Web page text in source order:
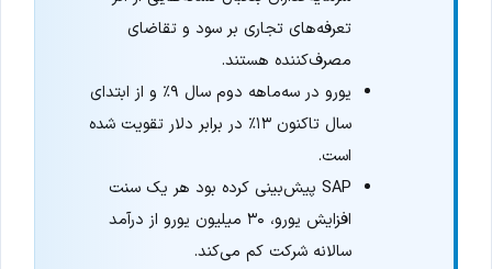
تعرفه‌های تجاری بر سود و تقاضای
مصرف‌کننده هستند.
یورو در سه‌ماهه دوم سال ۹٪ و از ابتدای
سال تاکنون ۱۳٪ در برابر دلار تقویت شده
است.
SAP پیش‌بینی کرده بود هر یک سنت
افزایش یورو، ۳۰ میلیون یورو از درآمد
سالانه شرکت کم می‌کند.